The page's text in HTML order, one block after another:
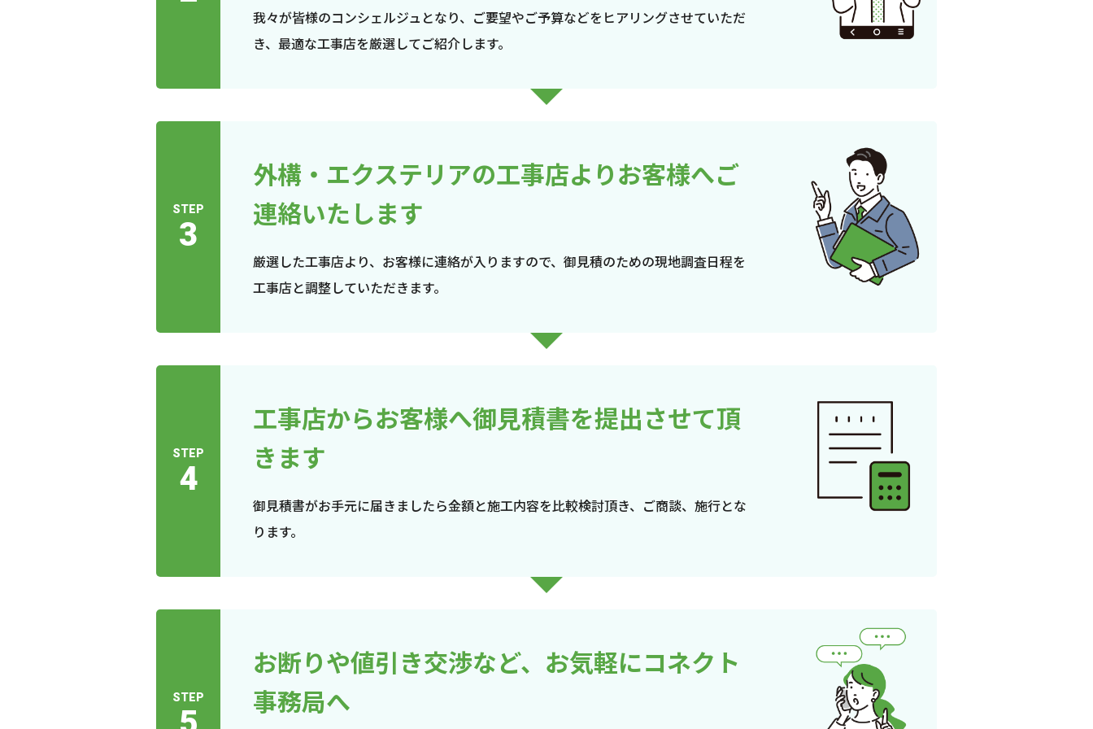
我々が皆様のコンシェルジュとなり、ご要望やご予算などをヒアリングさせていただ
き、最適な工事店を厳選してご紹介します。
STEP
3
外構・エクステリアの工事店よりお客様へご
連絡いたします
厳選した工事店より、お客様に連絡が入りますので、御見積のための現地調査日程を
工事店と調整していただきます。
STEP
4
工事店からお客様へ御見積書を提出させて頂
きます
御見積書がお手元に届きましたら金額と施工内容を比較検討頂き、ご商談、施行とな
ります。
STEP
お断りや値引き交渉など、お気軽にコネクト
事務局へ